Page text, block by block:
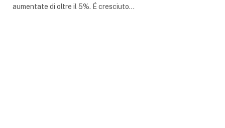
aumentate di oltre il 5%. É cresciuto…